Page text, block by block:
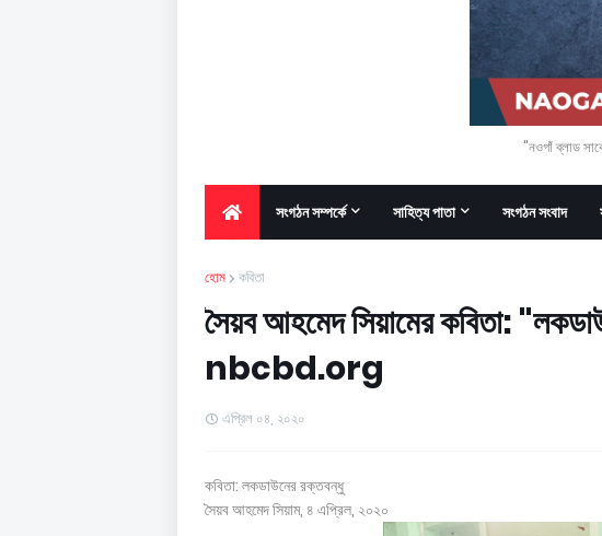
"নওগাঁ ব্লাড
সংগঠন সম্পর্কে সাহিত্য পাতা সংগঠন সংবাদ
হোম কবিতা
সৈয়ব আহমেদ সিয়ামের কবিতা:
nbcbd.org
এপ্রিল ০৪, ২০২০
কবিতা: লকডাউনের রক্তবন্ধু
সৈয়ব আহমেদ সিয়াম, ৪ এপ্রিল, ২০২০